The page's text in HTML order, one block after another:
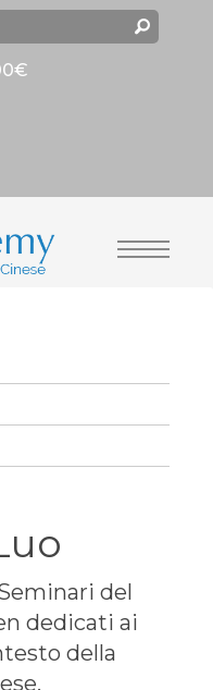
€
del
dedicati ai
della